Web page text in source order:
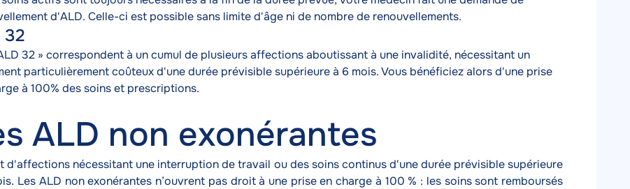
d'ALD. Celle-ci est possible sans limite d'âge ni de nombre de renouvellements.
32
32 » correspondent à un cumul de plusieurs affections aboutissant à une invalidité, nécessitant un
particulièrement coûteux d'une durée prévisible supérieure à 6 mois. Vous bénéficiez alors d'une prise
à 100% des soins et prescriptions.
ALD non exonérantes
d'affections nécessitant une interruption de travail ou des soins continus d'une durée prévisible supérieure
Les ALD non exonérantes n’ouvrent pas droit à une prise en charge à 100 % : les soins sont remboursés